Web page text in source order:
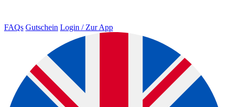
FAQs Gutschein Login / Zur App